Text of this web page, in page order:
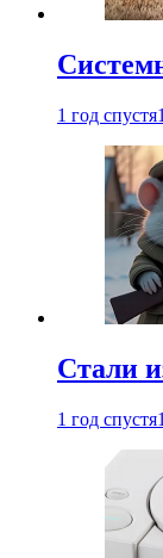
1 год спустя
Стали
1 год спустя